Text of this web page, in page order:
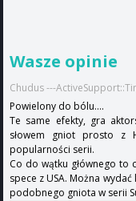
Wasze opinie
Chudus ---
Powielony do bólu....
Te same efekty, gra
słowem gniot prosto z
popularności serii.
Co do wątku głównego to
spece z USA. Można
podobnego gniota w serii